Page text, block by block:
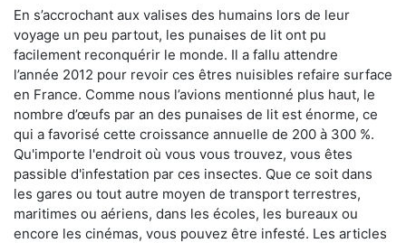
En s’accrochant aux valises des humains lors de leur
voyage un peu partout, les punaises de lit ont pu
facilement reconquérir le monde. Il a fallu attendre
l’année 2012 pour revoir ces êtres nuisibles refaire surface
en France. Comme nous l’avions mentionné plus haut, le
nombre d’œufs par an des punaises de lit est énorme, ce
qui a favorisé cette croissance annuelle de 200 à 300 %.
Qu'importe l'endroit où vous vous trouvez, vous êtes
passible d'infestation par ces insectes. Que ce soit dans
les gares ou tout autre moyen de transport terrestres,
maritimes ou aériens, dans les écoles, les bureaux ou
encore les cinémas, vous pouvez être infesté. Les articles